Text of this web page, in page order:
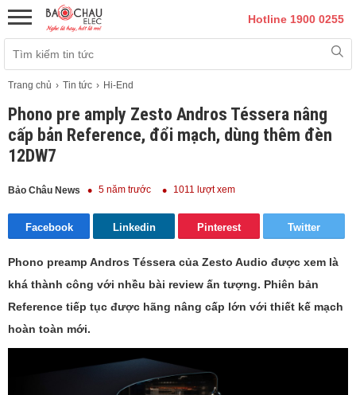
Hotline 1900 0255
Trang chủ Tin tức Hi-End
Phono pre amply Zesto Andros Téssera nâng
cấp bản Reference, đổi mạch, dùng thêm đèn
12DW7
Bảo Châu News 5 năm trước 1011 lượt xem
Facebook Linkedin Pinterest Twitter
Phono preamp Andros Téssera của Zesto Audio được xem là
khá thành công với nhều bài review ấn tượng. Phiên bản
Reference tiếp tục được hãng nâng cấp lớn với thiết kế mạch
hoàn toàn mới.